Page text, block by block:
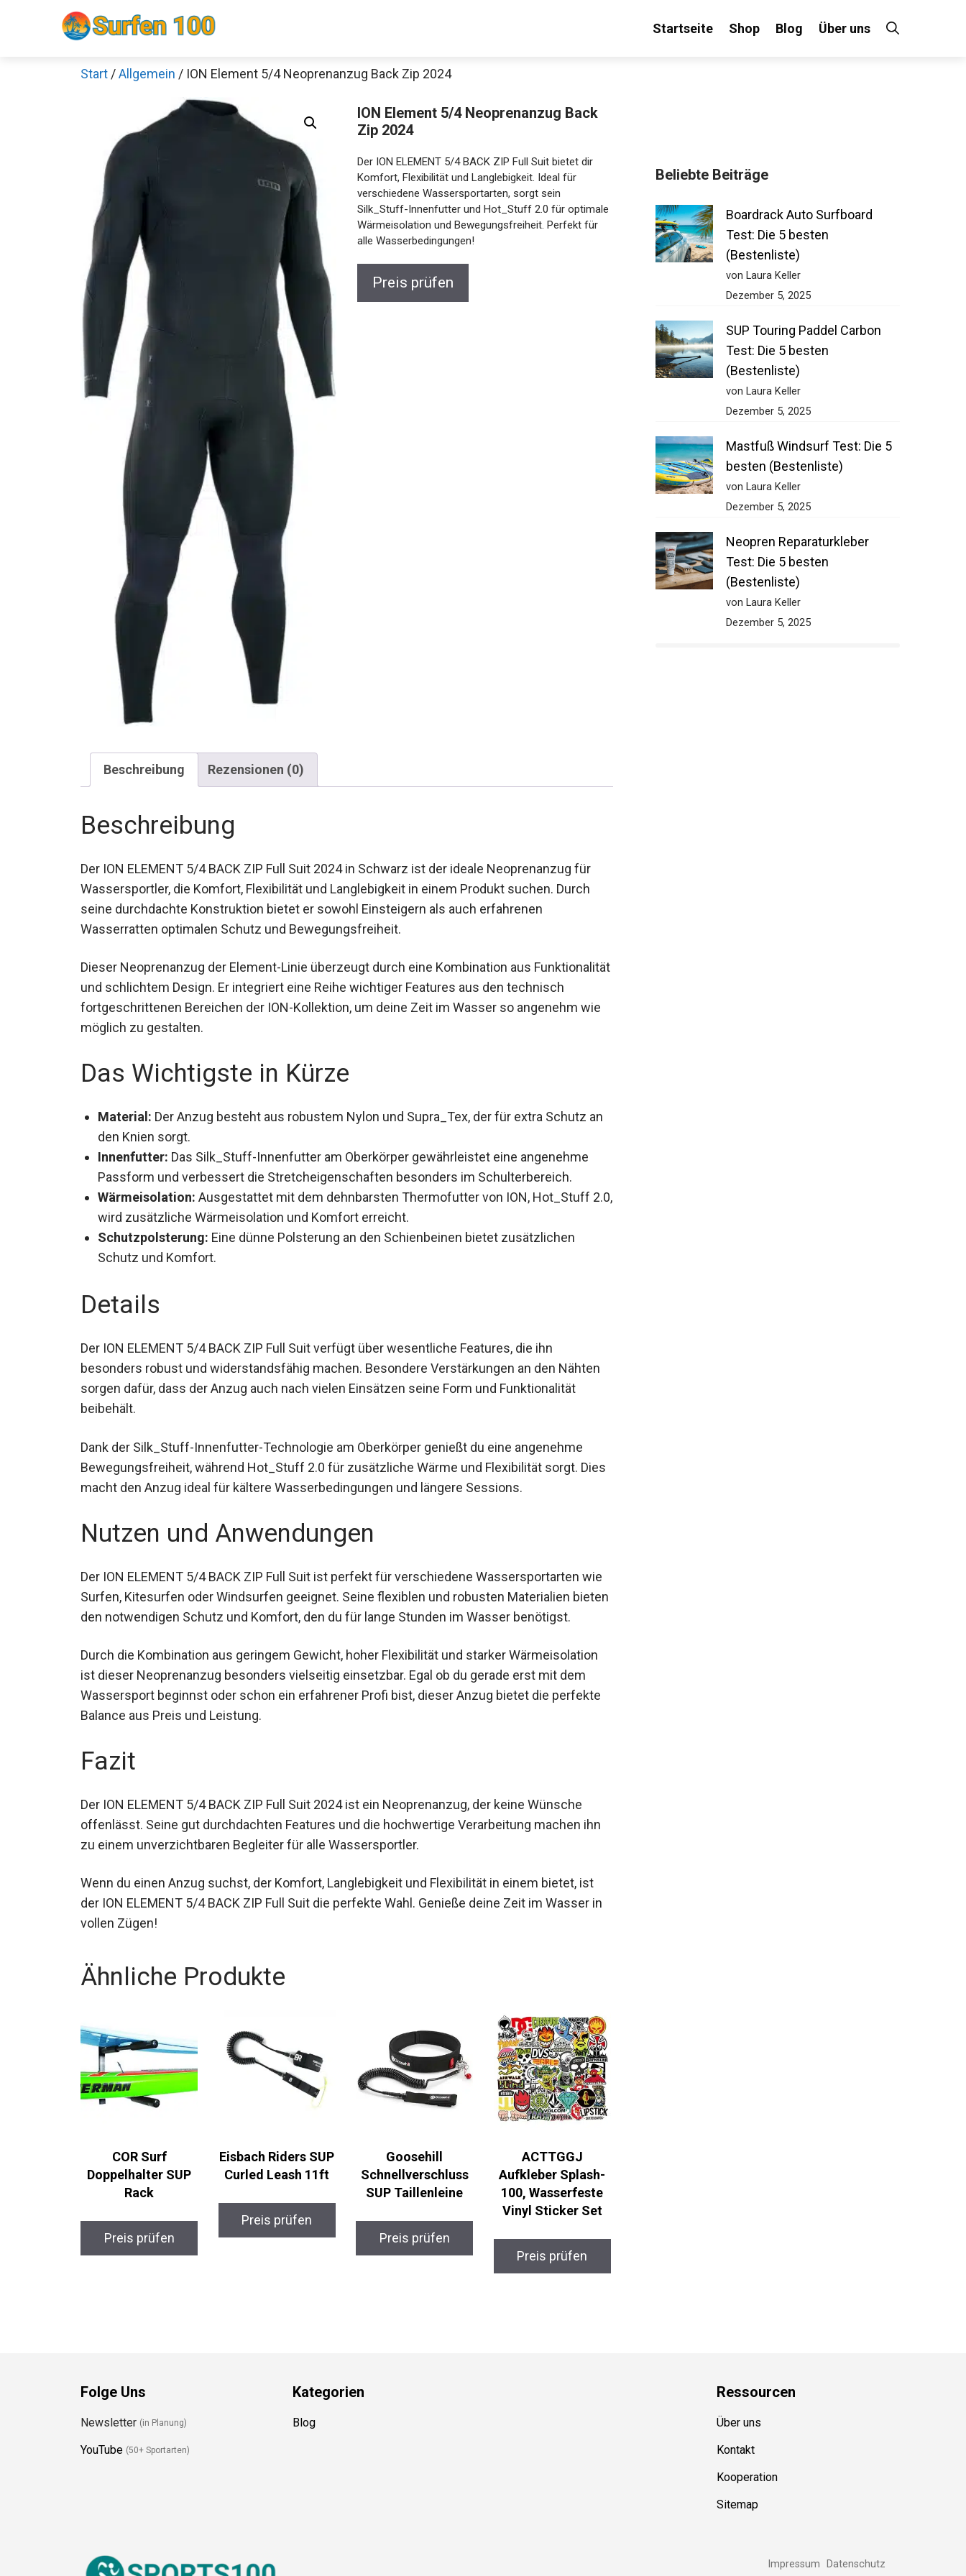
Startseite Shop Blog Über uns
Start /Allgemein / ION Element 5/4 Neoprenanzug Back Zip 2024
ION Element 5/4 Neoprenanzug Back
Zip 2024
Der ION ELEMENT 5/4 BACK ZIP Full Suit bietet dir
Komfort, Flexibilität und Langlebigkeit. Ideal für
verschiedene Wassersportarten, sorgt sein
Silk_Stuff-Innenfutter und Hot_Stuff 2.0 für optimale
Wärmeisolation und Bewegungsfreiheit. Perfekt für
alle Wasserbedingungen!
Preis prüfen
Beschreibung Rezensionen (0)
Beschreibung
Der ION ELEMENT 5/4 BACK ZIP Full Suit 2024 in Schwarz ist der ideale Neoprenanzug für
Wassersportler, die Komfort, Flexibilität und Langlebigkeit in einem Produkt suchen. Durch
seine durchdachte Konstruktion bietet er sowohl Einsteigern als auch erfahrenen
Wasserratten optimalen Schutz und Bewegungsfreiheit.
Dieser Neoprenanzug der Element-Linie überzeugt durch eine Kombination aus
Funktionalität und schlichtem Design. Er integriert eine Reihe wichtiger Features aus den
technisch fortgeschrittenen Bereichen der ION-Kollektion, um deine Zeit im Wasser so
angenehm wie möglich zu gestalten.
Das Wichtigste in Kürze
Material:
Der Anzug besteht aus robustem Nylon und Supra_Tex, der für extra Schutz an
den Knien sorgt.
Innenfutter:
Das Silk_Stuff-Innenfutter am Oberkörper gewährleistet eine angenehme
Passform und verbessert die Stretcheigenschaften besonders im Schulterbereich.
Wärmeisolation:
Ausgestattet mit dem dehnbarsten Thermofutter von ION, Hot_Stuff
2.0, wird zusätzliche Wärmeisolation und Komfort erreicht.
Schutzpolsterung:
Eine dünne Polsterung an den Schienbeinen bietet zusätzlichen
Schutz und Komfort.
Details
Der ION ELEMENT 5/4 BACK ZIP Full Suit verfügt über wesentliche Features, die ihn
besonders robust und widerstandsfähig machen. Besondere Verstärkungen an den Nähten
sorgen dafür, dass der Anzug auch nach vielen Einsätzen seine Form und Funktionalität
beibehält.
Dank der Silk_Stuff-Innenfutter-Technologie am Oberkörper genießt du eine angenehme
Bewegungsfreiheit, während Hot_Stuff 2.0 für zusätzliche Wärme und Flexibilität sorgt.
Dies macht den Anzug ideal für kältere Wasserbedingungen und längere Sessions.
Nutzen und Anwendungen
Der ION ELEMENT 5/4 BACK ZIP Full Suit ist perfekt für verschiedene Wassersportarten wie
Surfen, Kitesurfen oder Windsurfen geeignet. Seine flexiblen und robusten Materialien
bieten den notwendigen Schutz und Komfort, den du für lange Stunden im Wasser
Durch die Kombination aus geringem Gewicht, hoher Flexibilität und starker Wärmeisolation
ist dieser Neoprenanzug besonders vielseitig einsetzbar. Egal ob du gerade erst mit dem
Wassersport beginnst oder schon ein erfahrener Profi bist, dieser Anzug bietet die perfekte
Balance aus Preis und Leistung.
Fazit
Der ION ELEMENT 5/4 BACK ZIP Full Suit 2024 ist ein Neoprenanzug, der keine Wünsche
offenlässt. Seine gut durchdachten Features und die hochwertige Verarbeitung machen ihn
zu einem unverzichtbaren Begleiter für alle Wassersportler.
Wenn du einen Anzug suchst, der Komfort, Langlebigkeit und Flexibilität in einem bietet, ist
der ION ELEMENT 5/4 BACK ZIP Full Suit die perfekte Wahl. Genieße deine Zeit im Wasser in
vollen Zügen!
Ähnliche Produkte
COR Surf
Doppelhalter SUP
Rack
Preis prüfen
Eisbach Riders SUP
Curled Leash 11ft
Preis prüfen
Goosehill
Schnellverschluss
SUP Taillenleine
Preis prüfen
ACTTGGJ
Aufkleber Splash-
100, Wasserfeste
Vinyl Sticker Set
Preis prüfen
Beliebte Beiträge
Boardrack Auto Surfboard
Test: Die 5 besten
(Bestenliste)
von Laura Keller
Dezember 5, 2025
SUP Touring Paddel Carbon
Test: Die 5 besten
(Bestenliste)
von Laura Keller
Dezember 5, 2025
Mastfuß Windsurf Test: Die 5
besten (Bestenliste)
von Laura Keller
Dezember 5, 2025
Neopren Reparaturkleber
Test: Die 5 besten
(Bestenliste)
von Laura Keller
Dezember 5, 2025
Folge Uns Kategorien
Blog
Ressourcen
Kooperation
Sitemap
Impressum
Decathlon Sale
Schaue dir jetzt die meistverkauften Produkte im Sale bei Decathlon an!
Jetzt anschauen